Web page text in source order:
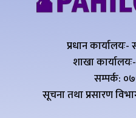
प्रधान
शाखा
सम्पर्क:
सूचना तथा प्रसारण